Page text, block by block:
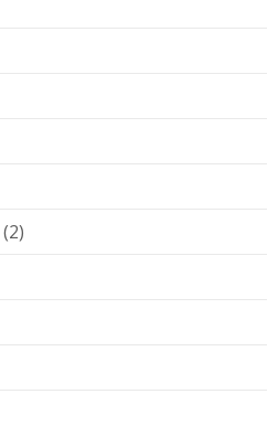
(2)